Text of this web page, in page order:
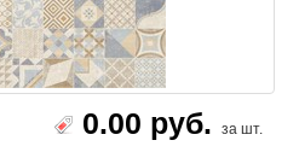
0.00 руб. за шт.